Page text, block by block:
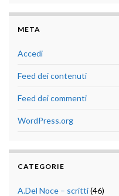
META
Accedi
Feed dei contenuti
Feed dei commenti
WordPress.org
CATEGORIE
A.Del Noce – scritti(46)